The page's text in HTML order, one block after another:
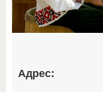
Адрес: